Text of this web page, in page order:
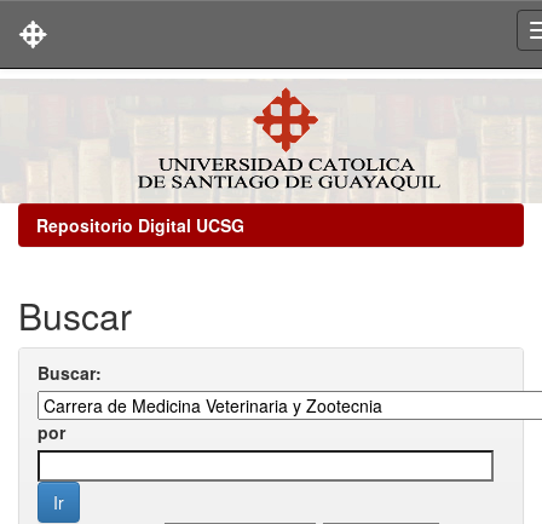
Repositorio Digital UCSG
Buscar
Buscar:
por